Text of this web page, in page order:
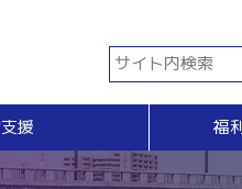
援 福
共済等 イ
各種